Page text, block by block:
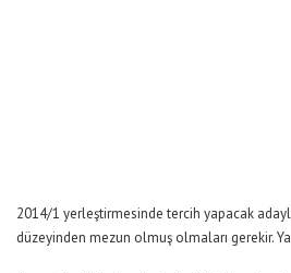
2014/1 yerleştirmesinde tercih yapacak
düzeyinden mezun olmuş olmaları gerekir.